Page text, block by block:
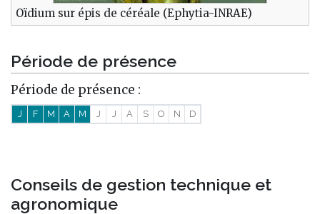
Oïdium sur épis de céréale (Ephytia-INRAE)
Période de présence
Période de présence :
J F M A M J J A S O N D
Conseils de gestion technique et
agronomique